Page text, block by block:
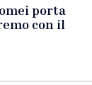
porta
con il